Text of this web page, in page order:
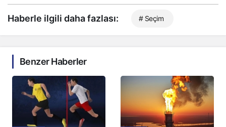
Haberle ilgili daha fazlası: # Seçim
Benzer Haberler